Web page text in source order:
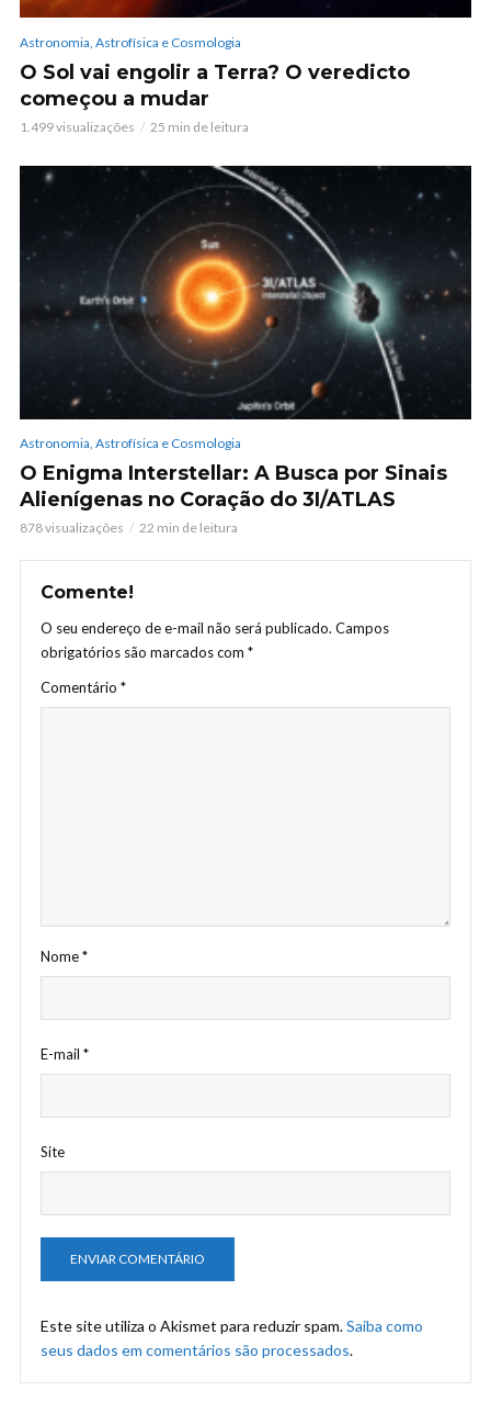
Astronomia, Astrofísica e Cosmologia
O Sol vai engolir a Terra? O veredicto
começou a mudar
1.499 visualizações 25 min de leitura
Astronomia, Astrofísica e Cosmologia
O Enigma Interstellar: A Busca por Sinais
Alienígenas no Coração do 3I/ATLAS
878 visualizações 22 min de leitura
Comente!
O seu endereço de e-mail não será publicado. Campos
obrigatórios são marcados com *
Comentário *
Nome*
E-mail *
Site
Este site utiliza o Akismet para reduzir spam.Saiba como
seus dados em comentários são processados.